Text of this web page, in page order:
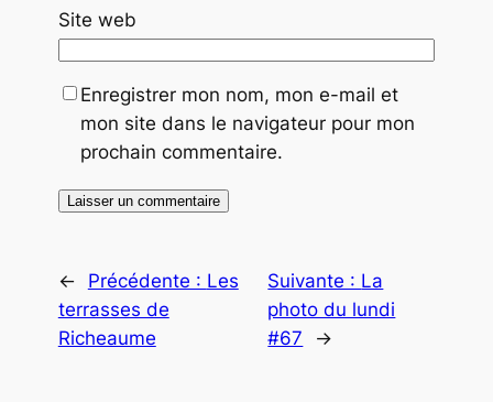
Site web
Enregistrer mon nom, mon e-mail et
mon site dans le navigateur pour mon
prochain commentaire.
← Précédente : Les
terrasses de
Richeaume
Suivante : La
photo du lundi
#67
→